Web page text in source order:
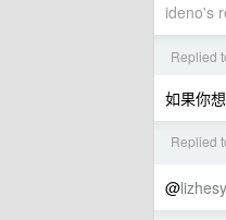
ideno's
Replied
如果你
Replied
@